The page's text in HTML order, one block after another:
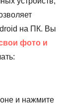
на ПК. Вы
фото и
и нажмите